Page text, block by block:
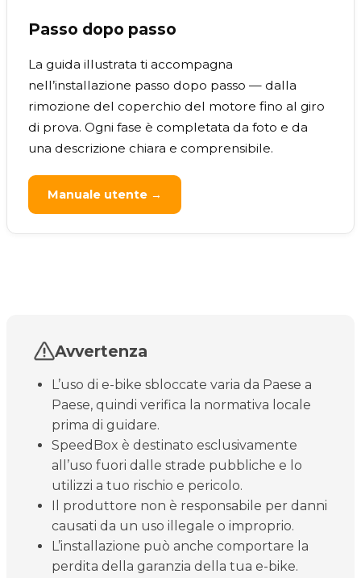
Passo dopo passo
La guida illustrata ti accompagna
nell’installazione passo dopo passo — dalla
rimozione del coperchio del motore fino al giro
di prova. Ogni fase è completata da foto e da
una descrizione chiara e comprensibile.
Manuale utente →
Avvertenza
L’uso di e-bike sbloccate varia da Paese a
Paese, quindi verifica la normativa locale
prima di guidare.
SpeedBox è destinato esclusivamente
all’uso fuori dalle strade pubbliche e lo
utilizzi a tuo rischio e pericolo.
Il produttore non è responsabile per danni
causati da un uso illegale o improprio.
L’installazione può anche comportare la
perdita della garanzia della tua e-bike.